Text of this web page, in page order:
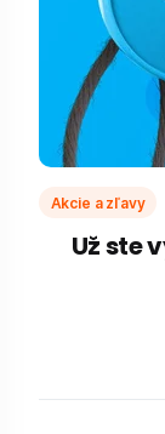
Akcie a zľavy
Už ste